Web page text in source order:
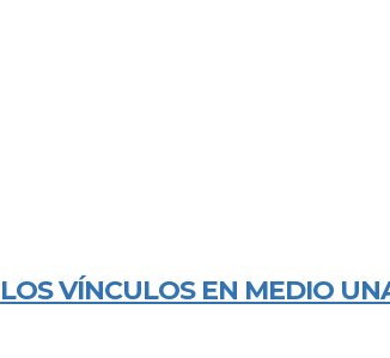
VÍNCULOS EN MEDIO